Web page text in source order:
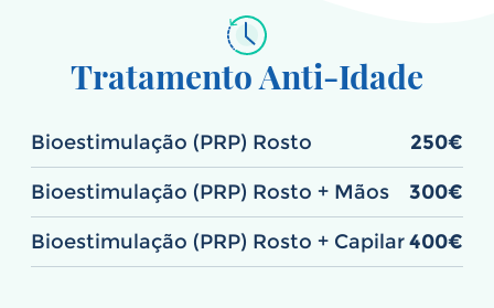
Tratamento Anti-Idade
Bioestimulação (PRP) Rosto 250€
Bioestimulação (PRP) Rosto + Mãos 300€
Bioestimulação (PRP) Rosto + Capilar400€